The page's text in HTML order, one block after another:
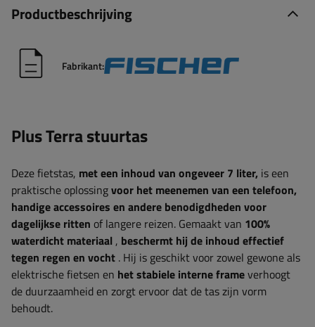
Productbeschrijving
Fabrikant:
Plus Terra stuurtas
Deze fietstas, met een inhoud van ongeveer 7 liter, is een
praktische oplossingvoor het meenemen van een telefoon,
handige accessoires en andere benodigdheden voor
dagelijkse ritten of langere reizen. Gemaakt van 100%
waterdicht materiaal , beschermt hij de inhoud effectief
tegen regen en vocht . Hij is geschikt voor zowel gewone als
elektrische fietsen en het stabiele interne frameverhoogt
de duurzaamheid en zorgt ervoor dat de tas zijn vorm
behoudt.